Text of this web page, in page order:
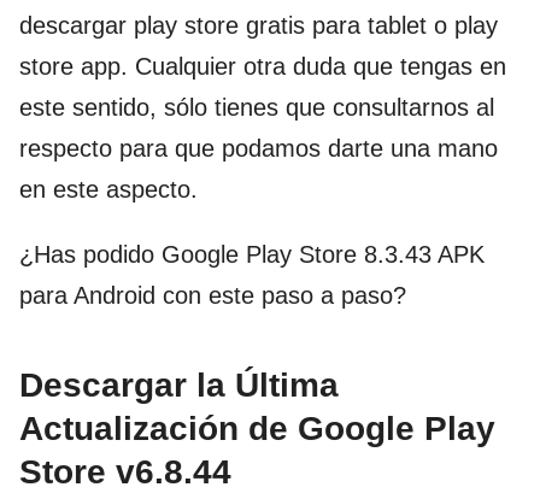
descargar play store gratis para tablet o play
store app. Cualquier otra duda que tengas en
este sentido, sólo tienes que consultarnos al
respecto para que podamos darte una mano
en este aspecto.
¿Has podido Google Play Store 8.3.43 APK
para Android con este paso a paso?
Descargar la Última
Actualización de Google Play
Store v6.8.44